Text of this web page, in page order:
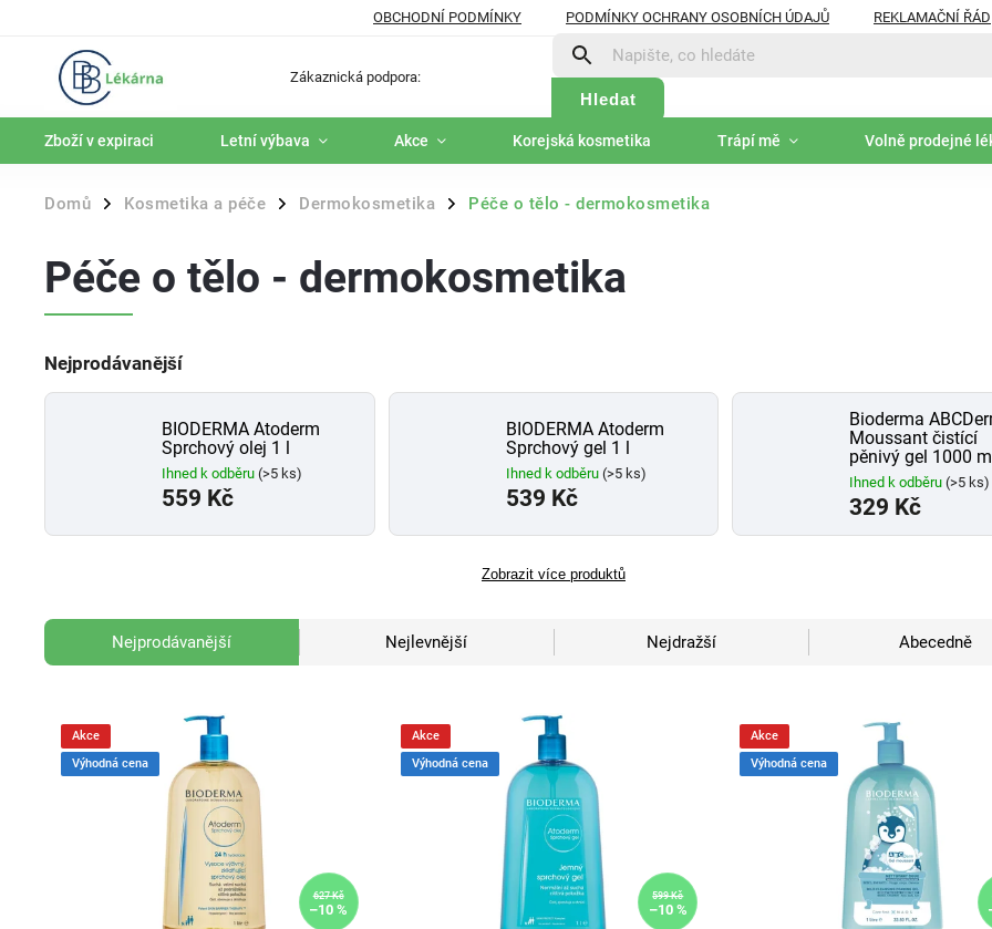
OBCHODNÍ PODMÍNKY PODMÍNKY OCHRANY OSOBNÍCH ÚDAJŮ REKLAMAČNÍ ŘÁD
Zákaznická podpora:
Hledat
Zboží v expiraci Letní výbava Akce Korejská kosmetika Trápí mě Volně prodejné
Domů / Kosmetika a péče / Dermokosmetika / Péče o tělo - dermokosmetika
Péče o tělo - dermokosmetika
Nejprodávanější
BIODERMA Atoderm
Sprchový olej 1 l
Ihned k odběru (>5 ks)
559 Kč
BIODERMA Atoderm
Sprchový gel 1 l
Ihned k odběru (>5 ks)
539 Kč
Bioderma
Moussant čistící
pěnivý gel 1000
Ihned k odběru(>5 ks)
329 Kč
Zobrazit více produktů
Nejprodávanější Nejlevnější Nejdražší Abecedně
Akce
Výhodná cena
627 Kč
–10 %
Akce
Výhodná cena
599 Kč
–10 %
Akce
Výhodná cena